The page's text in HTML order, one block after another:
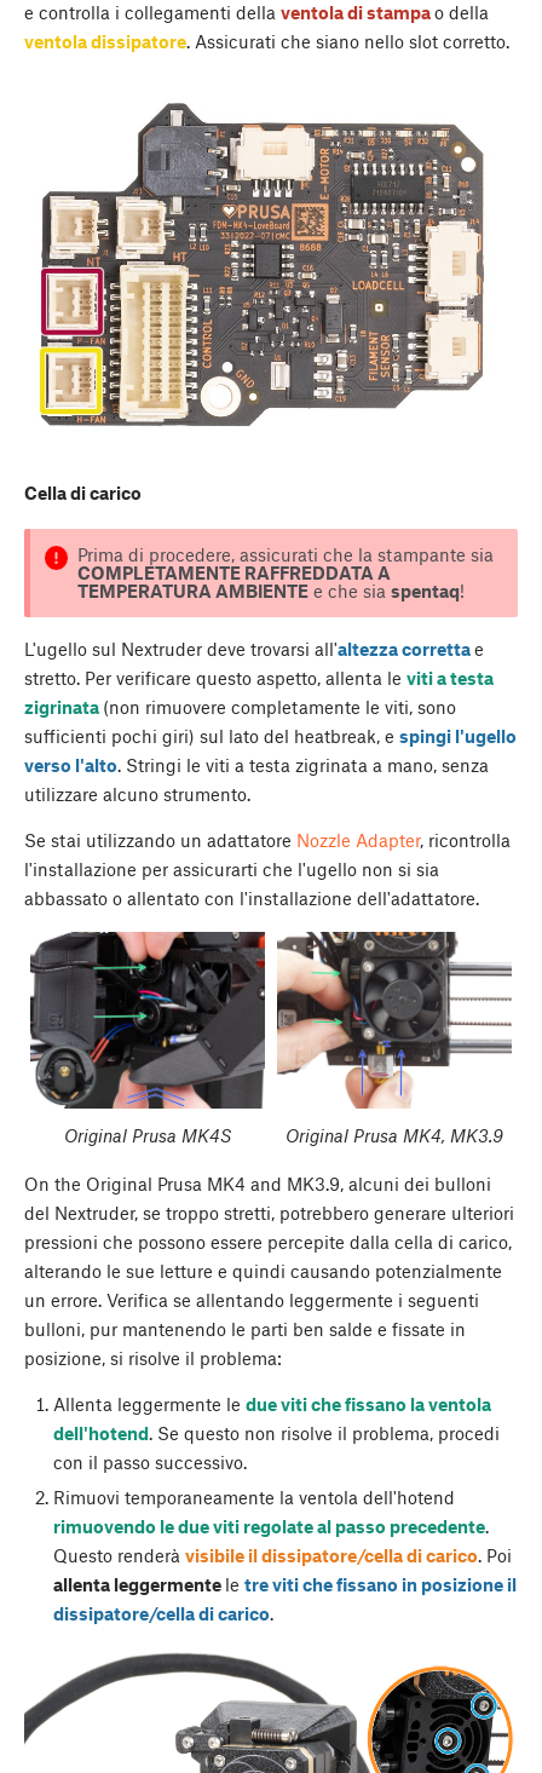
e controlla i collegamenti della ventola di stampao della
ventola dissipatore. Assicurati che siano nello slot corretto.
Cella di carico
Prima di procedere, assicurati che la stampante sia
COMPLETAMENTE RAFFREDDATA A
TEMPERATURA AMBIENTEe che sia spentaq!
L'ugello sul Nextruder deve trovarsi all'altezza correttae
stretto. Per verificare questo aspetto, allenta le viti a testa
zigrinata (non rimuovere completamente le viti, sono
sufficienti pochi giri) sul lato del heatbreak, e spingi l'ugello
verso l'alto. Stringi le viti a testa zigrinata a mano, senza
utilizzare alcuno strumento.
Se stai utilizzando un adattatore Nozzle Adapter, ricontrolla
l'installazione per assicurarti che l'ugello non si sia
abbassato o allentato con l'installazione dell'adattatore.
Original Prusa MK4S Original Prusa MK4, MK3.9
On the Original Prusa MK4 and MK3.9, alcuni dei bulloni
del Nextruder, se troppo stretti, potrebbero generare ulteriori
pressioni che possono essere percepite dalla cella di carico,
alterando le sue letture e quindi causando potenzialmente
un errore. Verifica se allentando leggermente i seguenti
bulloni, pur mantenendo le parti ben salde e fissate in
posizione, si risolve il problema:
Allenta leggermente le due viti che fissano la ventola
dell'hotend. Se questo non risolve il problema, procedi
con il passo successivo.
Rimuovi temporaneamente la ventola dell'hotend
rimuovendo le due viti regolate al passo precedente.
Questo renderà visibile il dissipatore/cella di carico . Poi
allenta leggermente le tre viti che fissano in posizione il
dissipatore/cella di carico